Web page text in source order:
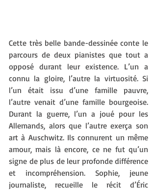
Cette très belle bande-dessinée conte le
parcours de deux pianistes que tout a
opposé durant leur existence. L’un a
connu la gloire, l’autre la virtuosité. Si
l’un était issu d’une famille pauvre,
l’autre venait d’une famille bourgeoise.
Durant la guerre, l’un a joué pour les
Allemands, alors que l’autre exerça son
art à Auschwitz. Ils connurent un même
amour, mais là encore, ce ne fut qu’un
signe de plus de leur profonde différence
et incompréhension. Sophie, jeune
journaliste, recueille le récit d’Éric